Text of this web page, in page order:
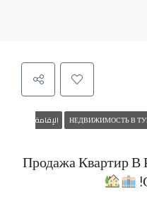
НЕДВИЖИМОСТЬ В
الإقامة
Продажа Квартир